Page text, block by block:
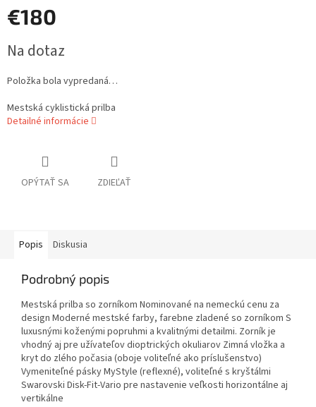
€180
cena:
Na dotaz
Položka bola vypredaná…
Mestská cyklistická prilba
Detailné informácie
OPÝTAŤ SA ZDIEĽAŤ
Popis Diskusia
Podrobný popis
Mestská prilba so zorníkom Nominované na nemeckú cenu za
design Moderné mestské farby, farebne zladené so zorníkom S
luxusnými koženými popruhmi a kvalitnými detailmi. Zorník je
vhodný aj pre užívateľov dioptrických okuliarov Zimná vložka a
kryt do zlého počasia (oboje voliteľné ako príslušenstvo)
Vymeniteľné pásky MyStyle (reflexné), voliteľné s kryštálmi
Swarovski Disk-Fit-Vario pre nastavenie veľkosti horizontálne aj
vertikálne